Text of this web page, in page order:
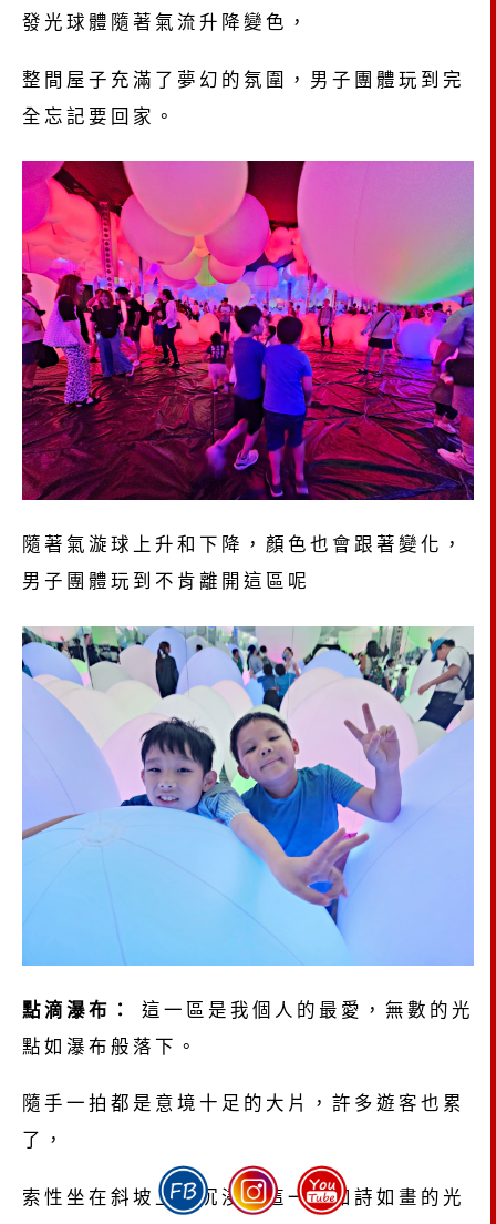
發光球體隨著氣流升降變色，
整間屋子充滿了夢幻的氛圍，男子團體玩到完
全忘記要回家。
隨著氣漩球上升和下降，顏色也會跟著變化，
男子團體玩到不肯離開這區呢
點滴瀑布：
這一區是我個人的最愛，無數的光
點如瀑布般落下。
隨手一拍都是意境十足的大片，許多遊客也累
了，
索性坐在斜坡上，沉浸在這一場如詩如畫的光